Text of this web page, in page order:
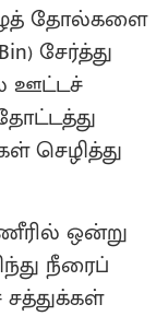
தோல்களை
சேர்த்து
ஊட்டச்
செழித்து
ஒன்று
நீரைப்
சத்துக்கள்